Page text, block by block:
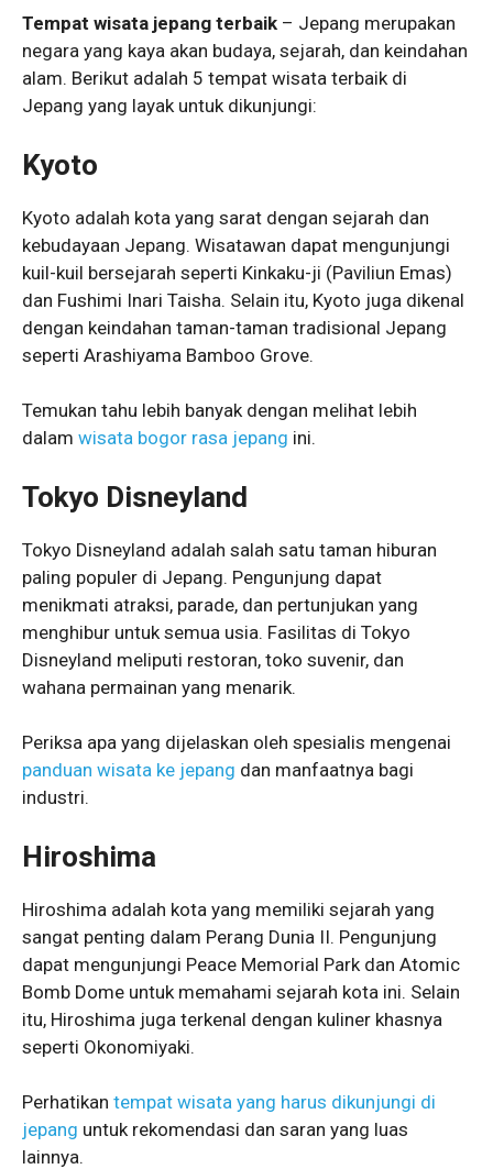
Tempat wisata jepang terbaik – Jepang merupakan
negara yang kaya akan budaya, sejarah, dan keindahan
alam. Berikut adalah 5 tempat wisata terbaik di
Jepang yang layak untuk dikunjungi:
Kyoto
Kyoto adalah kota yang sarat dengan sejarah dan
kebudayaan Jepang. Wisatawan dapat mengunjungi
kuil-kuil bersejarah seperti Kinkaku-ji (Paviliun Emas)
dan Fushimi Inari Taisha. Selain itu, Kyoto juga dikenal
dengan keindahan taman-taman tradisional Jepang
seperti Arashiyama Bamboo Grove.
Temukan tahu lebih banyak dengan melihat lebih
dalam wisata bogor rasa jepang ini.
Tokyo Disneyland
Tokyo Disneyland adalah salah satu taman hiburan
paling populer di Jepang. Pengunjung dapat
menikmati atraksi, parade, dan pertunjukan yang
menghibur untuk semua usia. Fasilitas di Tokyo
Disneyland meliputi restoran, toko suvenir, dan
wahana permainan yang menarik.
Periksa apa yang dijelaskan oleh spesialis mengenai
panduan wisata ke jepang dan manfaatnya bagi
industri.
Hiroshima
Hiroshima adalah kota yang memiliki sejarah yang
sangat penting dalam Perang Dunia II. Pengunjung
dapat mengunjungi Peace Memorial Park dan Atomic
Bomb Dome untuk memahami sejarah kota ini. Selain
itu, Hiroshima juga terkenal dengan kuliner khasnya
seperti Okonomiyaki.
Perhatikan tempat wisata yang harus dikunjungi di
jepang untuk rekomendasi dan saran yang luas
lainnya.